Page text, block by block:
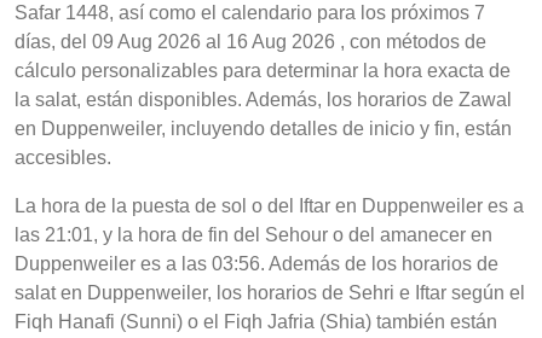
Safar 1448, así como el calendario para los próximos 7
días, del 09 Aug 2026 al 16 Aug 2026 , con métodos de
cálculo personalizables para determinar la hora exacta de
la salat, están disponibles. Además, los horarios de Zawal
en Duppenweiler, incluyendo detalles de inicio y fin, están
accesibles.
La hora de la puesta de sol o del Iftar en Duppenweiler es a
las 21:01, y la hora de fin del Sehour o del amanecer en
Duppenweiler es a las 03:56. Además de los horarios de
salat en Duppenweiler, los horarios de Sehri e Iftar según el
Fiqh Hanafi (Sunni) o el Fiqh Jafria (Shia) también están